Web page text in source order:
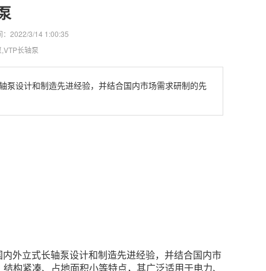
：2022/3/14 1:00:35
长轴泵
泵设计和制造先进经验，并结合国内市场需求研制的先
外立式长轴泵设计和制造先进经验，并结合国内市
构紧凑、占地面积小等特点，其广泛适用于电力、